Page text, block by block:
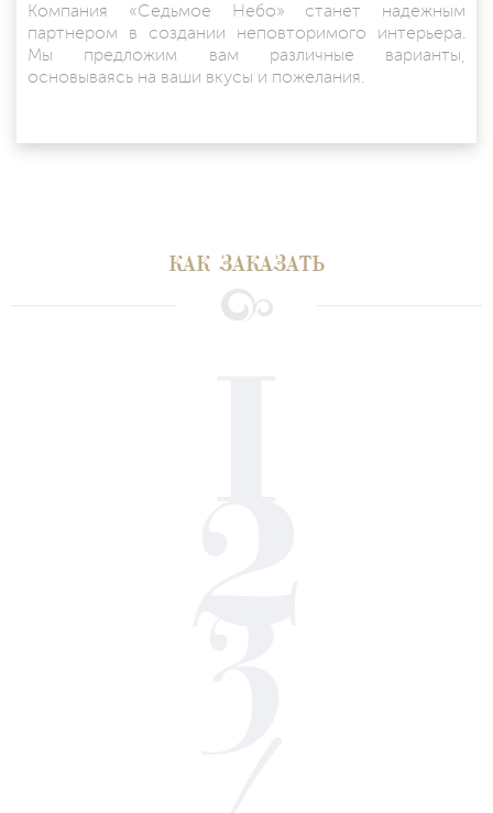
Компания «Седьмое Небо» станет надежным
партнером в создании неповторимого интерьера.
Мы предложим вам различные варианты,
основываясь на ваши вкусы и пожелания.
КАК ЗАКАЗАТЬ